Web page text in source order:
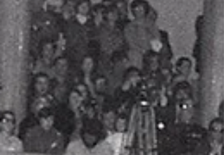
simples, usada para apresentar
numa página internet, permitiu às
trabalhar em conjunto numa rede de
documentos: foi o nascimento da Internet
como rede global de informação. Nesse
mesmo ano em Abril a “Folha” colocou
bancas a sua primeira edição
testemunhando até hoje, quase quatro
décadas depois, a evolução do concelho.
Desde a década de 90 que se tem assi